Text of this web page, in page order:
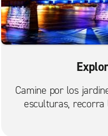
Camine por los
esculturas, recorra